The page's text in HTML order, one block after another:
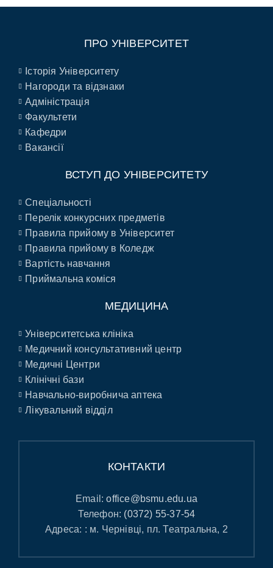
ПРО УНІВЕРСИТЕТ
Історія Університету
Нагороди та відзнаки
Адміністрація
Факультети
Кафедри
Вакансії
ВСТУП ДО УНІВЕРСИТЕТУ
Спеціальності
Перелік конкурсних предметів
Правила прийому в Університет
Правила прийому в Коледж
Вартість навчання
Приймальна коміся
МЕДИЦИНА
Університетська клініка
Медичний консультативний центр
Медичні Центри
Клінічні бази
Навчально-виробнича аптека
Лікувальний відділ
КОНТАКТИ
Email:office@bsmu.edu.ua
Телефон: (0372) 55-37-54
Адреса: : м. Чернівці, пл. Театральна, 2